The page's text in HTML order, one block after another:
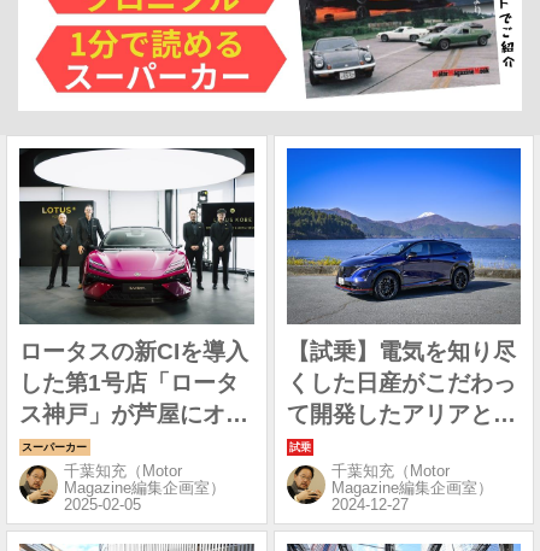
ロータスの新CIを導入
した第1号店「ロータ
ス神戸」が芦屋にオー
プン
千葉知充（Motor
Magazine編集企画室）
【試乗】電気を知り尽
くした日産がこだわっ
て開発したアリアとア
リアNISMOの実力を
確認千葉知充（Motor
Magazine編集企画室）